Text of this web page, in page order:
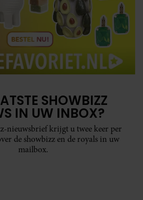
SHOWBIZZ
IN UW INBOX?
nieuwsbrief krijgt u twee keer per
de showbizz en de royals in uw
mailbox.